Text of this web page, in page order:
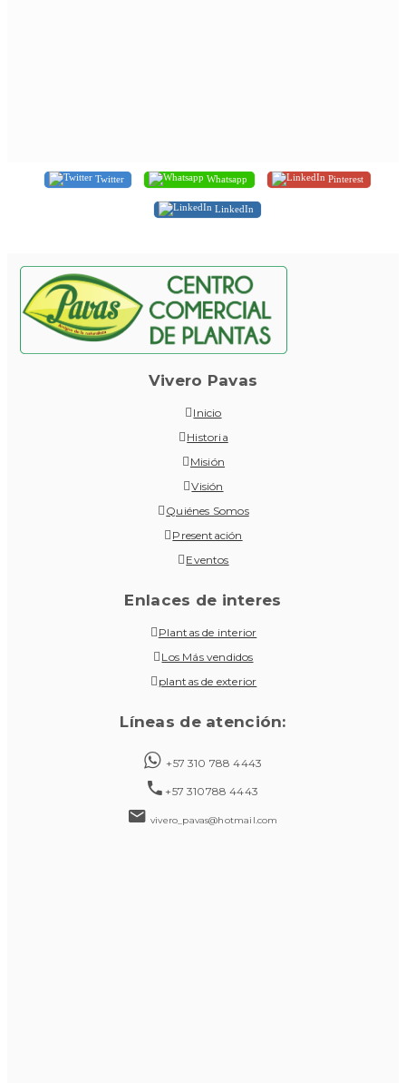
Twitter Whatsapp Pinterest
LinkedIn
Vivero Pavas
Inicio
Historia
Misión
Visión
Quiénes Somos
Presentación
Eventos
Enlaces de interes
Plantas de interior
Los Más vendidos
plantas de exterior
Líneas de atención:
+57 310 788 4443
+57 310788 4443
vivero_pavas@hotmail.com